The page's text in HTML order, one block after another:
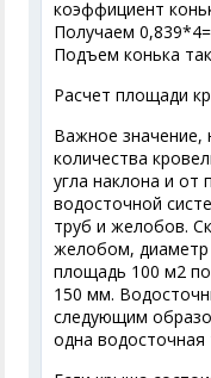
коэффициент
Получаем
Подъем конька
Расчет площади
Важное значение,
количества
угла наклона и
водосточной
труб и желобов.
желобом,
площадь 100 м2
150 мм.
следующим
одна водосточная